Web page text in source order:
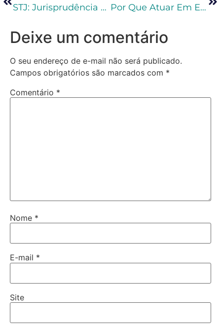
STJ: Jurisprudência Em Teses Traz Novos Entendimentos Sobre Colaboração Premiada Por Que Atuar Em Execução Penal?
Deixe um comentário
O seu endereço de e-mail não será publicado.
Campos obrigatórios são marcados com *
Comentário *
Nome *
E-mail *
Site